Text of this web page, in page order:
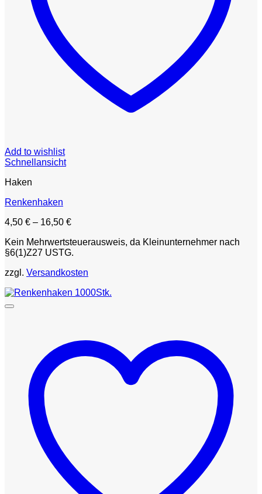
Add to wishlist
Schnellansicht
Haken
Renkenhaken
4,50 € – 16,50 €
Kein Mehrwertsteuerausweis, da Kleinunternehmer nach
§6(1)Z27 USTG.
zzgl. Versandkosten